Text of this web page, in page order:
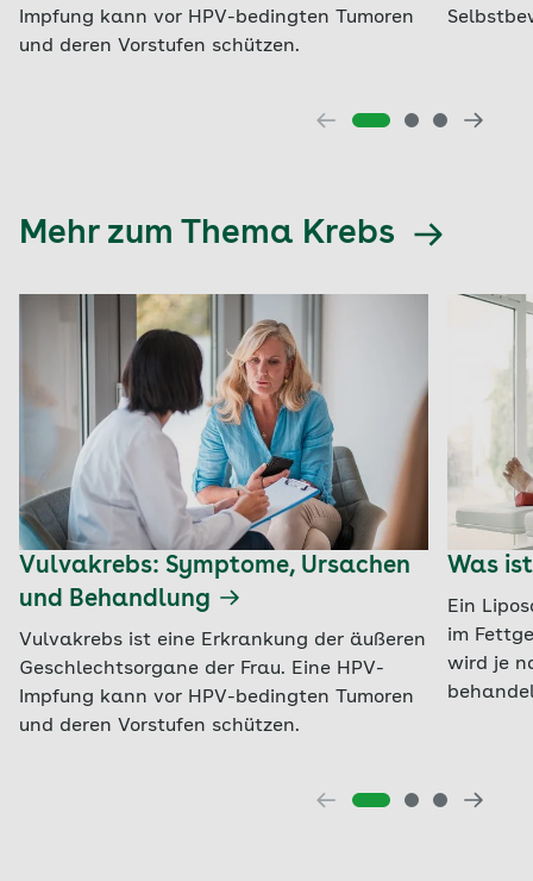
Impfung kann vor HPV-bedingten Tumoren
und deren Vorstufen schützen.
Mehr zum Thema Krebs
Vulvakrebs: Symptome, Ursachen
und Behandlung
Vulvakrebs ist eine Erkrankung der äußeren
Geschlechtsorgane der Frau. Eine HPV-
Impfung kann vor HPV-bedingten Tumoren
und deren Vorstufen schützen.
Was
Ein
im
wird je